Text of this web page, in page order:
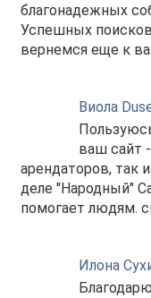
благонадежных
Успешных
вернемся еще к
Виола
ваш сайт
арендаторов, так
деле "Народный"
помогает людям.
Илона